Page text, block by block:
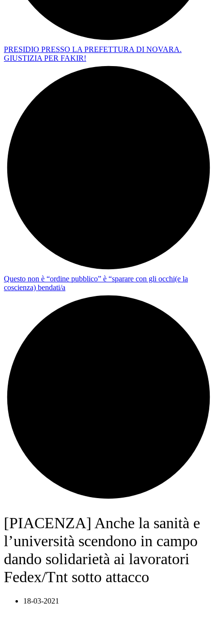
PRESIDIO PRESSO LA PREFETTURA DI NOVARA.
GIUSTIZIA PER FAKIR!
Questo non è “ordine pubblico” è “sparare con gli occhi(e la
coscienza) bendati/a
[PIACENZA] Anche la sanità e
l’università scendono in campo
dando solidarietà ai lavoratori
Fedex/Tnt sotto attacco
18-03-2021